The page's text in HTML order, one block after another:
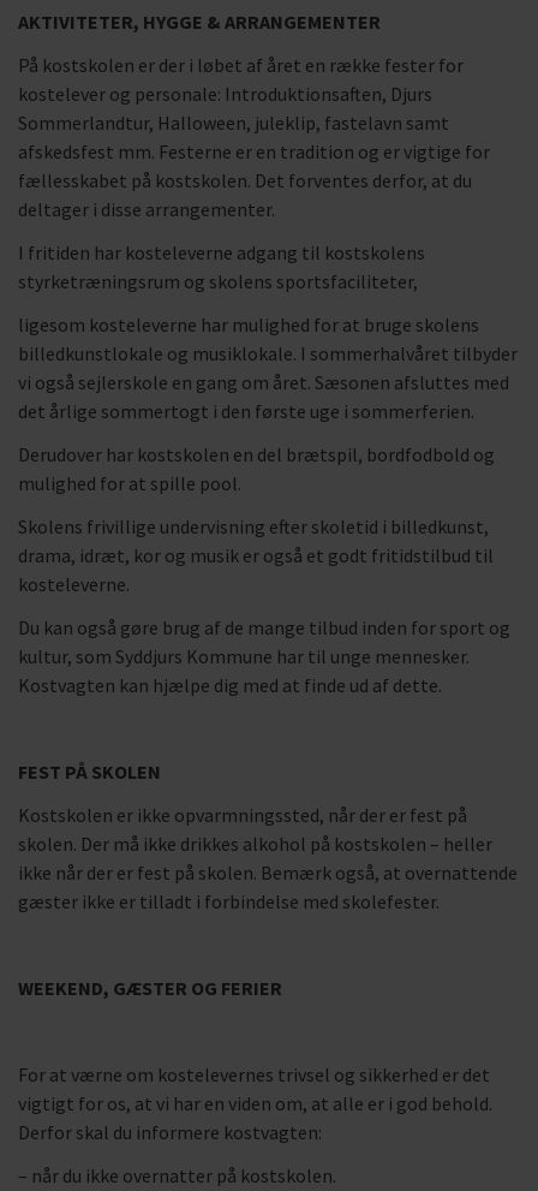
AKTIVITETER, HYGGE & ARRANGEMENTER
På kostskolen er der i løbet af året en række fester for
kostelever og personale: Introduktionsaften, Djurs
Sommerlandtur, Halloween, juleklip, fastelavn samt
afskedsfest mm. Festerne er en tradition og er vigtige for
fællesskabet på kostskolen. Det forventes derfor, at du
deltager i disse arrangementer.
I fritiden har kosteleverne adgang til kostskolens
styrketræningsrum og skolens sportsfaciliteter,
ligesom kosteleverne har mulighed for at bruge skolens
billedkunstlokale og musiklokale. I sommerhalvåret tilbyder
vi også sejlerskole en gang om året. Sæsonen afsluttes med
det årlige sommertogt i den første uge i sommerferien.
Derudover har kostskolen en del brætspil, bordfodbold og
mulighed for at spille pool.
Skolens frivillige undervisning efter skoletid i billedkunst,
drama, idræt, kor og musik er også et godt fritidstilbud til
kosteleverne.
Du kan også gøre brug af de mange tilbud inden for sport og
kultur, som Syddjurs Kommune har til unge mennesker.
Kostvagten kan hjælpe dig med at finde ud af dette.
FEST PÅ SKOLEN
Kostskolen er ikke opvarmningssted, når der er fest på
skolen. Der må ikke drikkes alkohol på kostskolen – heller
ikke når der er fest på skolen. Bemærk også, at overnattende
gæster ikke er tilladt i forbindelse med skolefester.
WEEKEND, GÆSTER OG FERIER
For at værne om kostelevernes trivsel og sikkerhed er det
vigtigt for os, at vi har en viden om, at alle er i god behold.
Derfor skal du informere kostvagten:
– når du ikke overnatter på kostskolen.